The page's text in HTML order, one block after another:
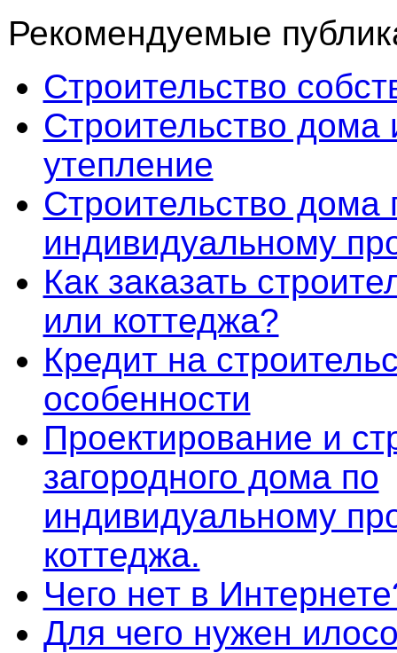
Рекомендуемые
Строительство
Строительство дома
утепление
Строительство дома
индивидуальному
Как заказать
или коттеджа?
Кредит на
особенности
Проектирование и
загородного дома по
индивидуальному
коттеджа.
Чего нет в
Для чего нужен